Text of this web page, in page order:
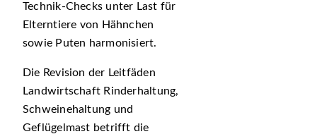
Technik-Checks unter Last für
Elterntiere von Hähnchen
sowie Puten harmonisiert.
Die Revision der Leitfäden
Landwirtschaft Rinderhaltung,
Schweinehaltung und
Geflügelmast betrifft die